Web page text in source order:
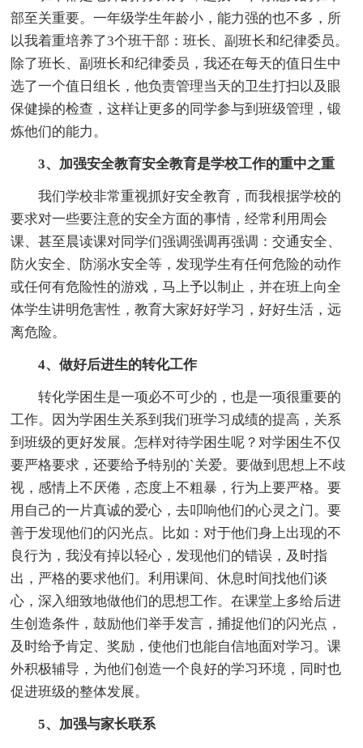
部至关重要。一年级学生年龄小，能力强的也不多，所
以我着重培养了3个班干部：班长、副班长和纪律委员。
除了班长、副班长和纪律委员，我还在每天的值日生中
选了一个值日组长，他负责管理当天的卫生打扫以及眼
保健操的检查，这样让更多的同学参与到班级管理，锻
炼他们的能力。
3、加强安全教育安全教育是学校工作的重中之重
我们学校非常重视抓好安全教育，而我根据学校的
要求对一些要注意的安全方面的事情，经常利用周会
课、甚至晨读课对同学们强调强调再强调：交通安全、
防火安全、防溺水安全等，发现学生有任何危险的动作
或任何有危险性的游戏，马上予以制止，并在班上向全
体学生讲明危害性，教育大家好好学习，好好生活，远
离危险。
4、做好后进生的转化工作
转化学困生是一项必不可少的，也是一项很重要的
工作。因为学困生关系到我们班学习成绩的提高，关系
到班级的更好发展。怎样对待学困生呢？对学困生不仅
要严格要求，还要给予特别的`关爱。要做到思想上不歧
视，感情上不厌倦，态度上不粗暴，行为上要严格。要
用自己的一片真诚的爱心，去叩响他们的心灵之门。要
善于发现他们的闪光点。比如：对于他们身上出现的不
良行为，我没有掉以轻心，发现他们的错误，及时指
出，严格的要求他们。利用课间、休息时间找他们谈
心，深入细致地做他们的思想工作。在课堂上多给后进
生创造条件，鼓励他们举手发言，捕捉他们的闪光点，
及时给予肯定、奖励，使他们也能自信地面对学习。课
外积极辅导，为他们创造一个良好的学习环境，同时也
促进班级的整体发展。
5、加强与家长联系